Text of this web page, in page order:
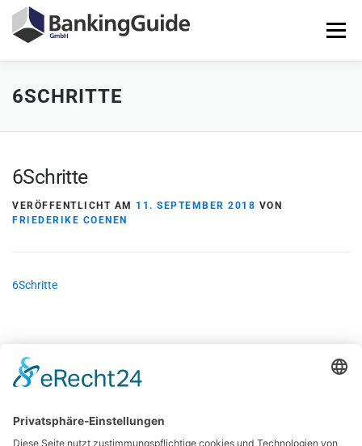
Zum
Inhalt
springen
Menü
STARTSEITE
6SCHRITTE
6Schritte
VERÖFFENTLICHT AM 11. SEPTEMBER 2018 VON
FRIEDERIKE COENEN
6Schritte
Suchen
nach: